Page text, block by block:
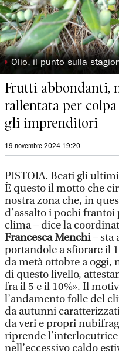
◗ Olio, il punto sulla
Frutti abbondanti,
rallentata per
gli imprenditori
19 novembre 2024 19:20
PISTOIA. Beati gli
È questo il motto che
nostra zona che, in
d’assalto i pochi frantoi
clima – dice la
Francesca Menchi– sta
portandole a sfiorare il
da metà ottobre a oggi,
di questo livello,
fra il 5 e il 10%». Il
l’andamento folle del
da autunni
da veri e propri
riprende
nell’eccessivo caldo